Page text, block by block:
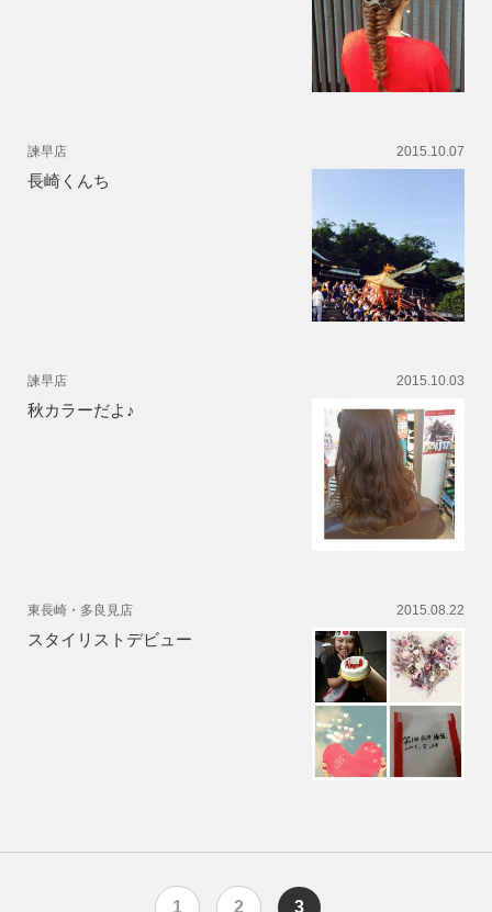
諫早店 2015.10.07
長崎くんち
諫早店 2015.10.03
秋カラーだよ♪
東長崎・多良見店 2015.08.22
スタイリストデビュー
1 2 3